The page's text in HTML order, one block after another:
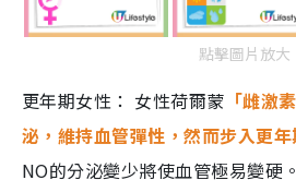
點擊圖片放大
更年期女性： 女性荷爾蒙 「雌激
泌，維持血管彈性，然而步入更
NO的分泌變少將使血管極易變硬。